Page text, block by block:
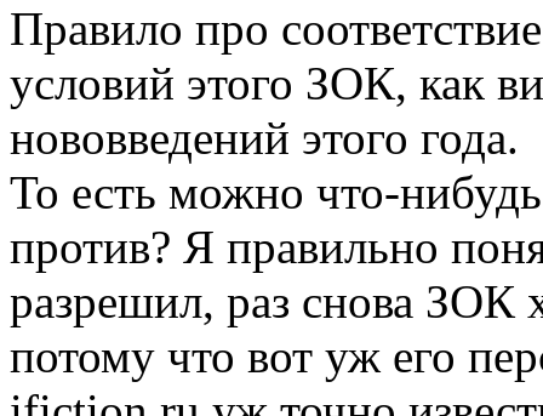
Правило про
условий этого ЗОК, как
нововведений этого года.
То есть можно что-
против? Я правильно
разрешил, раз снова ЗОК
потому что вот уж его